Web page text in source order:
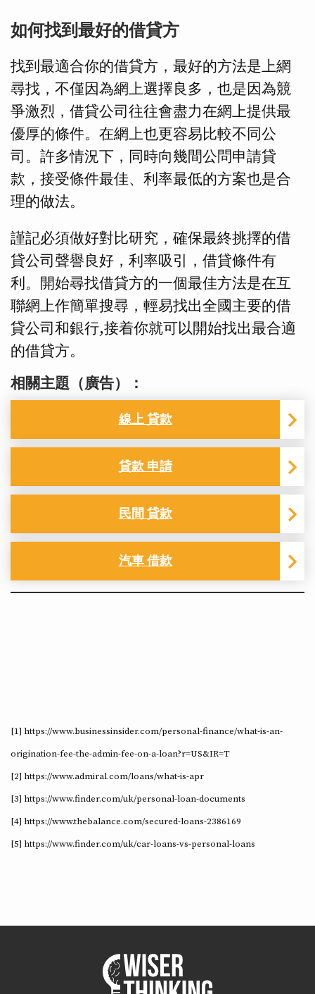
如何找到最好的借貸方
找到最適合你的借貸方，最好的方法是上網
尋找，不僅因為網上選擇良多，也是因為競
爭激烈，借貸公司往往會盡力在網上提供最
優厚的條件。在網上也更容易比較不同公
司。許多情況下，同時向幾間公問申請貸
款，接受條件最佳、利率最低的方案也是合
理的做法。
謹記必須做好對比研究，確保最終挑擇的借
貸公司聲譽良好，利率吸引，借貸條件有
利。開始尋找借貸方的一個最佳方法是在互
聯網上作簡單搜尋，輕易找出全國主要的借
貸公司和銀行,接着你就可以開始找出最合適
的借貸方。
相關主題（廣告）：
線上 貸款
貸款 申請
民間 貸款
汽車 借款
[1] https://www.businessinsider.com/personal-finance/what-is-an-
origination-fee-the-admin-fee-on-a-loan?r=US&IR=T
[2] https://www.admiral.com/loans/what-is-apr
[3] https://www.finder.com/uk/personal-loan-documents
[4] https://www.thebalance.com/secured-loans-2386169
[5] https://www.finder.com/uk/car-loans-vs-personal-loans